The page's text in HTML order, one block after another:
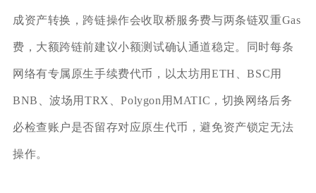
成资产转换，跨链操作会收取桥服务费与两条链双重Gas
费，大额跨链前建议小额测试确认通道稳定。同时每条
网络有专属原生手续费代币，以太坊用ETH、BSC用
BNB、波场用TRX、Polygon用MATIC，切换网络后务
必检查账户是否留存对应原生代币，避免资产锁定无法
操作。